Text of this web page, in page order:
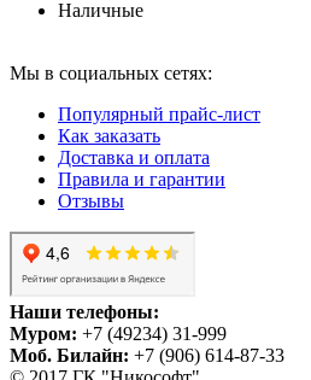
Наличные
Мы в социальных сетях:
Популярный прайс-лист
Как заказать
Доставка и оплата
Правила и гарантии
Отзывы
Наши телефоны:
Муром: +7 (49234) 31-999
Моб. Билайн: +7 (906) 614-87-33